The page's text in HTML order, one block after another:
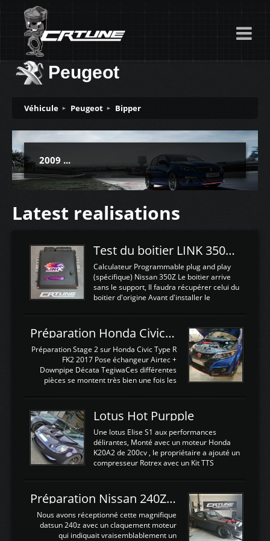
Peugeot
Véhicule Peugeot Bipper
2009 ...
Latest realisations
Test du boitier LINK 350Z Plugin ECU
Calculateur Programmable plug and play
(spécifique) Nissan 350Z Le boitier arrive
sans le support, Il faudra récupérer celui du
boitier d'origine Avant d'installer le
d'envoyer l'information de la large bande
dans le boitier. sydney sweeney deepfake
La sortie 0-5V de l'afr sera connectée sur
l'entrée AN Volt 8 et GndAN pour
Analogique, et Volt car l'information est une
tension (Pas une résistance variable d'un
est temps de brancher le ...
Préparation Honda Civic Type R FK2
Préparation Stage 2 sur Honda Civic Type R
FK2 2017 Pose échangeur Airtec +
Downpipe Décata TegiwaCes différentes
pièces se montent très bien une fois les
légere découpe du plastique inferieur,
negénant en rien la structure ou le
fonctionnement du fond plat. Une
reprogrammation Stage 2 est faite sur le
calculateur d'origine. Une alternative
économique au passage sur Hondata
d'origine 310cv et 400Nn , Une fois
reprogrammé et les ...
Lotus Hot Purpple
Une lotus Elise S1 aux performances
délirantes, Monté avec un moteur Honda
K20A2 de 200cv , le propriétaire a ajouté un
compresseur Rotrex avec un Kit TTS
d'augmenter la puissance de son moteur:
un watercooler a été ajouté. 300Cv sans
échangeurLa lotus équipée d'un Hondata
Kpro et d'une large bande pour le réglage
Avantages et inconvénients d'un
Préparation Nissan 240Z SR20DET
Nous avons réceptionné cette magnifique
datsun 240z avec un claquement moteur
qui indiquait vraisemblablement un